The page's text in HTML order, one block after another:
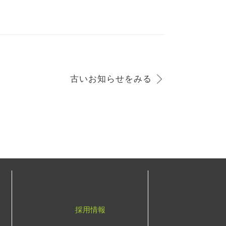
古いお知らせをみる
採用情報